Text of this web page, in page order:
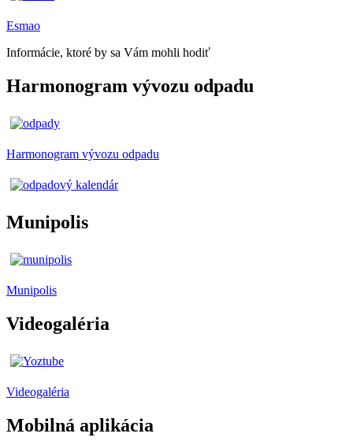
Esmao
Informácie, ktoré by sa Vám mohli hodiť
Harmonogram vývozu odpadu
Harmonogram vývozu odpadu
Munipolis
Munipolis
Videogaléria
Videogaléria
Mobilná aplikácia